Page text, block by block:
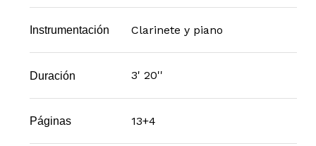
Instrumentación Clarinete y piano
Duración 3' 20''
Páginas 13+4